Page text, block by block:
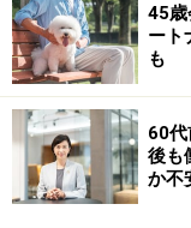
45歳
ート
も
60
後も
か